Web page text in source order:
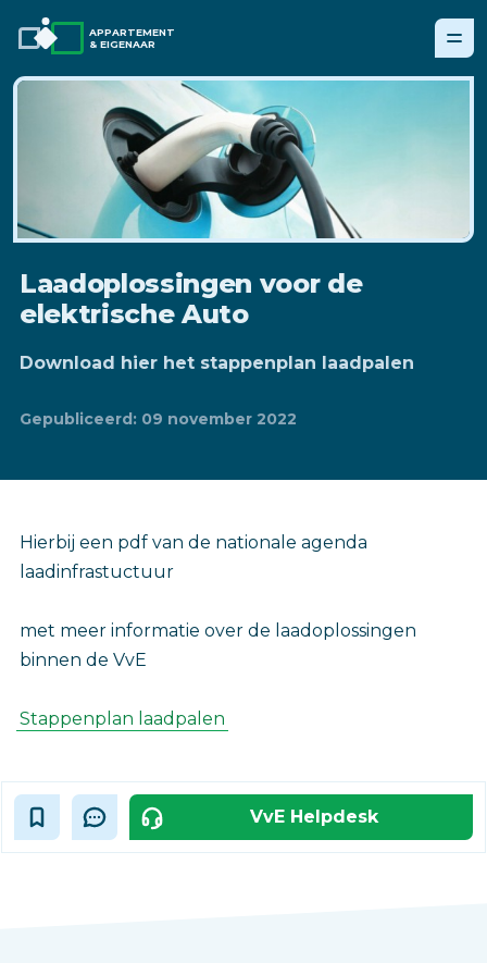
APPARTEMENT
& EIGENAAR
Laadoplossingen voor de
elektrische Auto
Download hier het stappenplan laadpalen
Gepubliceerd: 09 november 2022
Hierbij een pdf van de nationale agenda
laadinfrastuctuur
met meer informatie over de laadoplossingen
binnen de VvE
Stappenplan laadpalen
VvE Helpdesk